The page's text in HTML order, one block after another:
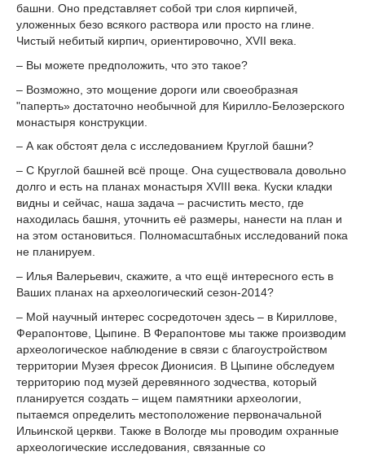
башни. Оно представляет собой три слоя кирпичей,
уложенных безо всякого раствора или просто на глине.
Чистый небитый кирпич, ориентировочно, XVII века.
– Вы можете предположить, что это такое?
– Возможно, это мощение дороги или своеобразная
"паперть» достаточно необычной для Кирилло-Белозерского
монастыря конструкции.
– А как обстоят дела с исследованием Круглой башни?
– С Круглой башней всё проще. Она существовала довольно
долго и есть на планах монастыря XVIII века. Куски кладки
видны и сейчас, наша задача – расчистить место, где
находилась башня, уточнить её размеры, нанести на план и
на этом остановиться. Полномасштабных исследований пока
не планируем.
– Илья Валерьевич, скажите, а что ещё интересного есть в
Ваших планах на археологический сезон-2014?
– Мой научный интерес сосредоточен здесь – в Кириллове,
Ферапонтове, Цыпине. В Ферапонтове мы также производим
археологическое наблюдение в связи с благоустройством
территории Музея фресок Дионисия. В Цыпине обследуем
территорию под музей деревянного зодчества, который
планируется создать – ищем памятники археологии,
пытаемся определить местоположение первоначальной
Ильинской церкви. Также в Вологде мы проводим охранные
археологические исследования, связанные со